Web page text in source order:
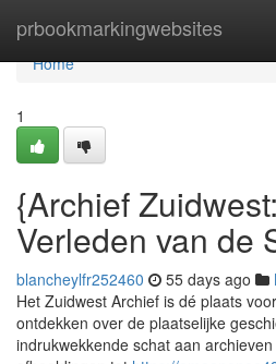
prbookmarkingwebsites
Home
Home
1
{Archief
Verleden van de
blancheylfr252460 55 days ago
Het Zuidwest Archief is dé plaats
ontdekken over de plaatselijke
indrukwekkende schat aan